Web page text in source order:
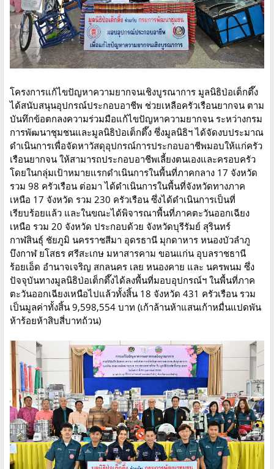
โครงการแก้ไขปัญหาความยากจนเชิงบูรณาการ มูลนิธิป่อเต็กตึ๊ง
ได้สนับสนุนอุปกรณ์ประกอบอาชีพ ช่วยเหลือครัวเรือนยากจน ตาม
บันทึกข้อตกลงความร่วมมือแก้ไขปัญหาความยากจน ระหว่างกรม
การพัฒนาชุมชนและมูลนิธิป่อเต็กตึ๊ง ซึ่งมูลนิธิฯ ได้จัดงบประมาณ
ดำเนินการเพื่อจัดหาวัสดุอุปกรณ์การประกอบอาชีพมอบให้แก่ครัว
เรือนยากจน ให้สามารถประกอบอาชีพเลี้ยงตนเองและครอบครัว
โดยในกลุ่มเป้าหมายแรกดำเนินการในพื้นที่ภาคกลาง 17 จังหวัด
รวม 98 ครัวเรือน ต่อมา ได้ดำเนินการในพื้นที่จังหวัดทางภาค
เหนือ 17 จังหวัด รวม 230 ครัวเรือน ซึ่งได้ดำเนินการเป็นที่
เรียบร้อยแล้ว และในขณะได้พิจารณาพื้นที่ภาคตะวันออกเฉียง
เหนือ รวม 20 จังหวัด ประกอบด้วย จังหวัดบุรีรัมย์ สุรินทร์
กาฬสินธุ์ ชัยภูมิ นครราชสีมา อุดรธานี มุกดาหาร หนองบัวลำภู
บึงกาฬ ยโสธร ศรีสะเกษ มหาสารคาม ขอนแก่น อุบลราชธานี
ร้อยเอ็ด อำนาจเจริญ สกลนคร เลย หนองคาย และ นครพนม ซึ่ง
ปัจจุบันทางมูลนิธิป่อเต็กตึ๊งได้ลงพื้นที่มอบอุปกรณ์ฯ ในพื้นที่ภาค
ตะวันออกเฉียงเหนือไปแล้วทั้งสิ้น 18 จังหวัด 431 ครัวเรือน รวม
เป็นมูลค่าทั้งสิ้น 9,598,554 บาท (เก้าล้านห้าแสนเก้าหมื่นแปดพัน
ห้าร้อยห้าสิบสี่บาทถ้วน)